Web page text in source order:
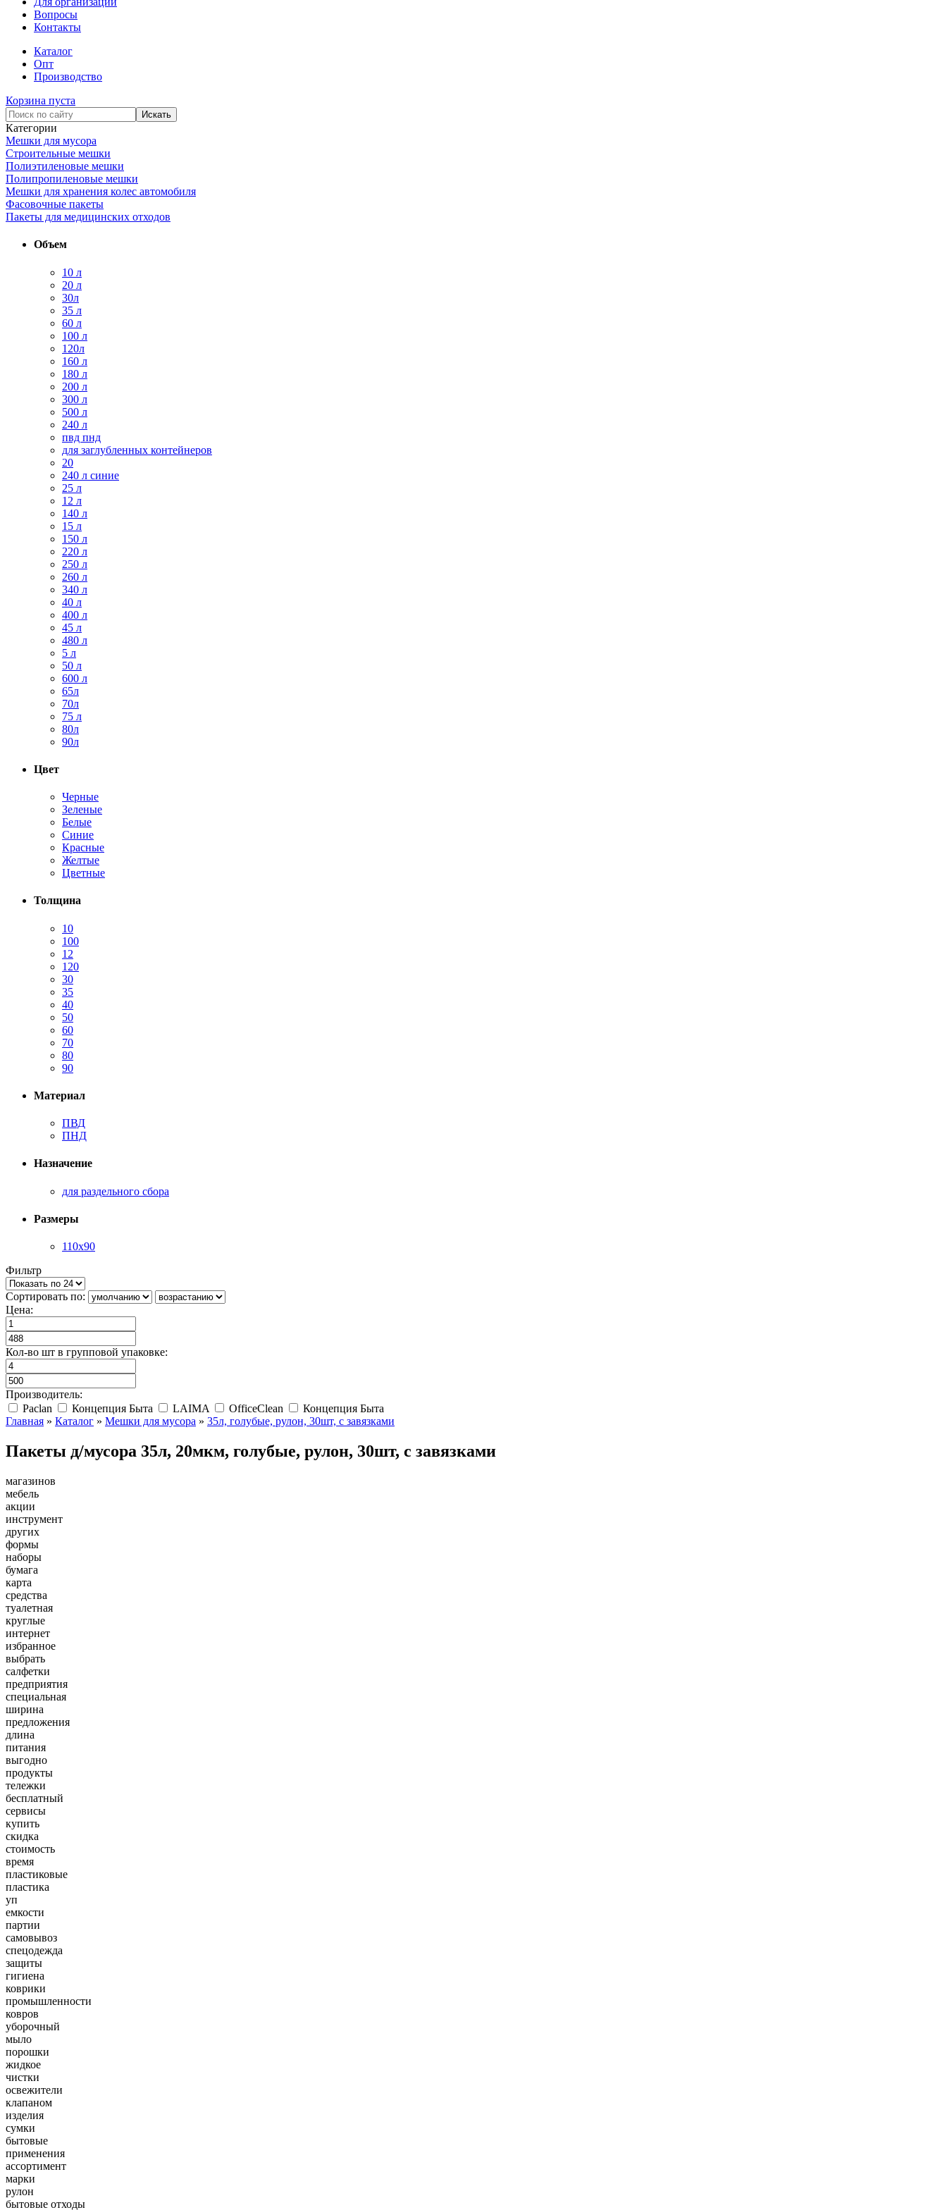
Вопросы
Контакты
Каталог
Опт
Производство
Корзина пуста
Категории
Мешки для мусора
Строительные мешки
Полиэтиленовые мешки
Полипропиленовые мешки
Мешки для хранения колес автомобиля
Фасовочные пакеты
Пакеты для медицинских отходов
Объем
10 л
20 л
30л
35 л
60 л
100 л
120л
160 л
180 л
200 л
300 л
500 л
240 л
пвд пнд
для заглубленных контейнеров
20
240 л синие
25 л
12 л
140 л
15 л
150 л
220 л
250 л
260 л
340 л
40 л
400 л
45 л
480 л
5 л
50 л
600 л
65л
70л
75 л
80л
90л
Цвет
Черные
Зеленые
Белые
Синие
Красные
Желтые
Цветные
Толщина
10
100
12
120
30
35
40
50
60
70
80
90
Материал
ПВД
ПНД
Назначение
для раздельного сбора
Размеры
110х90
Фильтр
Сортировать по:
Цена:
Кол-во шт в групповой упаковке:
Производитель:
Paclan
Концепция Быта LAIMA OfficeClean
Концепция Быта
Главная » Каталог » Мешки для мусора » 35л, голубые, рулон, 30шт, с завязками
Пакеты д/мусора 35л, 20мкм, голубые, рулон, 30шт, с завязками
магазинов
мебель
акции
инструмент
других
формы
наборы
бумага
карта
средства
туалетная
круглые
интернет
избранное
выбрать
салфетки
предприятия
специальная
ширина
предложения
длина
питания
выгодно
продукты
тележки
бесплатный
сервисы
купить
скидка
стоимость
время
пластиковые
пластика
уп
емкости
партии
самовывоз
спецодежда
защиты
гигиена
коврики
промышленности
ковров
уборочный
мыло
порошки
жидкое
чистки
освежители
клапаном
изделия
сумки
бытовые
применения
ассортимент
марки
рулон
бытовые отходы